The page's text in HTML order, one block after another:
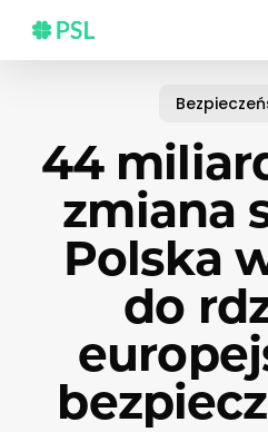
main
44
zmiana
Polska
do